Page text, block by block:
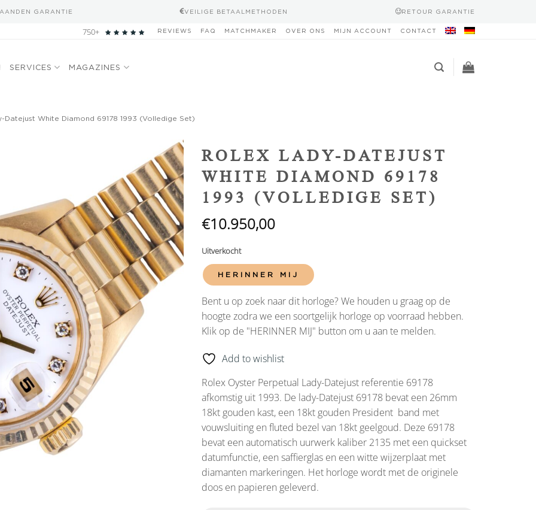
GARANTIE VEILIGE BETAALMETHODEN RETOUR GARANTIE
750+ REVIEWS FAQ MATCHMAKER OVER ONS MIJN ACCOUNT CONTACT
SERVICES MAGAZINES
Datejust White Diamond 69178 1993 (Volledige Set)
Add to
wishlist
ROLEX LADY-DATEJUST
WHITE DIAMOND 69178
1993 (VOLLEDIGE SET)
€10.950,00
Uitverkocht
HERINNER MIJ
Bent u op zoek naar dit horloge? We houden u graag op de
hoogte zodra we een soortgelijk horloge op voorraad hebben.
Klik op de "HERINNER MIJ" button om u aan te melden.
Add to wishlist
Rolex Oyster Perpetual Lady-Datejust referentie 69178
afkomstig uit 1993. De lady-Datejust 69178 bevat een 26mm
18kt gouden kast, een 18kt gouden President band met
vouwsluiting en fluted bezel van 18kt geelgoud. Deze 69178
bevat een automatisch uurwerk kaliber 2135 met een quickset
datumfunctie, een saffierglas en een witte wijzerplaat met
diamanten markeringen. Het horloge wordt met de originele
doos en papieren geleverd.